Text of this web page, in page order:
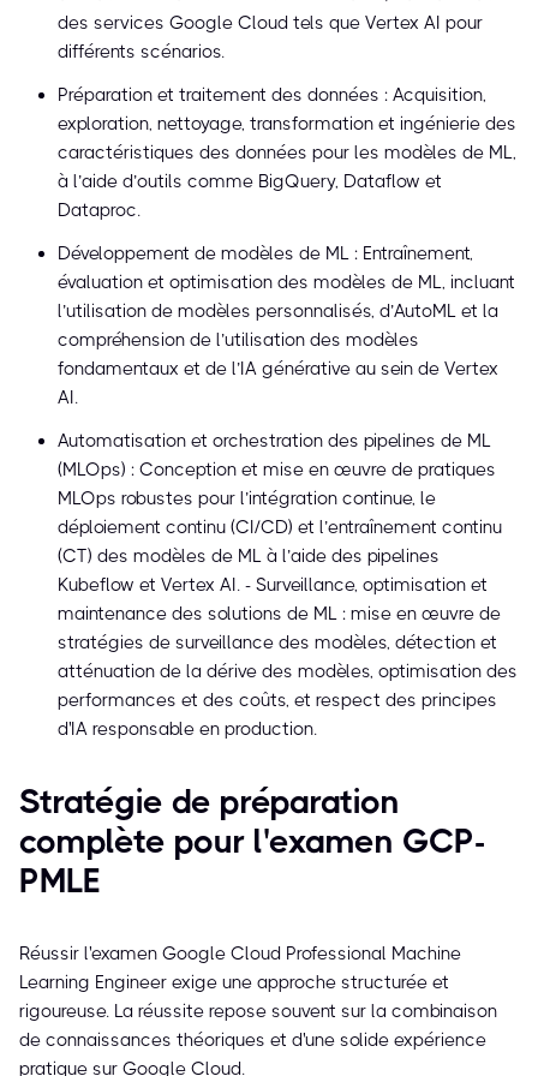
des services Google Cloud tels que Vertex AI pour
différents scénarios.
Préparation et traitement des données : Acquisition,
exploration, nettoyage, transformation et ingénierie des
caractéristiques des données pour les modèles de ML,
à l’aide d’outils comme BigQuery, Dataflow et
Dataproc.
Développement de modèles de ML : Entraînement,
évaluation et optimisation des modèles de ML, incluant
l’utilisation de modèles personnalisés, d’AutoML et la
compréhension de l’utilisation des modèles
fondamentaux et de l’IA générative au sein de Vertex
AI.
Automatisation et orchestration des pipelines de ML
(MLOps) : Conception et mise en œuvre de pratiques
MLOps robustes pour l’intégration continue, le
déploiement continu (CI/CD) et l’entraînement continu
(CT) des modèles de ML à l’aide des pipelines
Kubeflow et Vertex AI. - Surveillance, optimisation et
maintenance des solutions de ML : mise en œuvre de
stratégies de surveillance des modèles, détection et
atténuation de la dérive des modèles, optimisation des
performances et des coûts, et respect des principes
d'IA responsable en production.
Stratégie de préparation
complète pour l'examen GCP-
PMLE
Réussir l'examen Google Cloud Professional Machine
Learning Engineer exige une approche structurée et
rigoureuse. La réussite repose souvent sur la combinaison
de connaissances théoriques et d'une solide expérience
pratique sur Google Cloud.